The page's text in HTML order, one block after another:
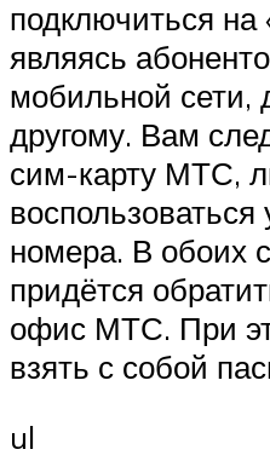
подключиться
являясь
мобильной сети,
другому. Вам
сим-карту МТС,
воспользоваться
номера. В обоих
придётся
офис МТС. При
взять с собой
ul